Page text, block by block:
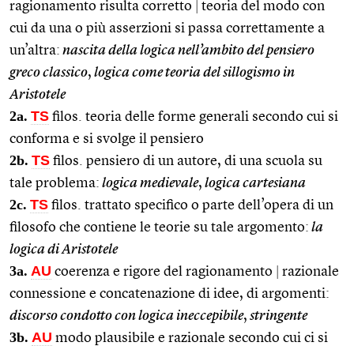
ragionamento risulta corretto
teoria del modo con
cui da una o più asserzioni si passa correttamente a
un’altra: nascita della logica nell’ambito del pensiero
greco classico, logica come teoria del sillogismo in
Aristotele
2a. TS filos. teoria delle forme generali secondo cui si
conforma e si svolge il pensiero
2b. TS filos. pensiero di un autore, di una scuola su
tale problema: logica medievale, logica cartesiana
2c. TS filos. trattato specifico o parte dell’opera di un
filosofo che contiene le teorie su tale argomento: la
logica di Aristotele
3a. AU coerenza e rigore del ragionamento
razionale
connessione e concatenazione di idee, di argomenti:
discorso condotto con logica ineccepibile, stringente
3b. AU modo plausibile e razionale secondo cui ci si